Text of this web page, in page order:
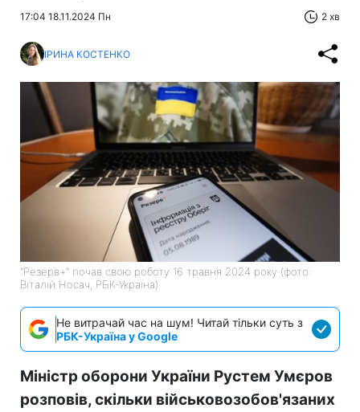
17:04 18.11.2024 Пн 2 хв
ІРИНА КОСТЕНКО
"Резерв+" почав свою роботу 16 травня 2024 року (фото:
Віталій Носач, РБК-Україна)
Не витрачай час на шум! Читай тільки суть з
РБК-Україна у Google
Міністр оборони України Рустем Умєров
розповів, скільки військовозобов'язаних